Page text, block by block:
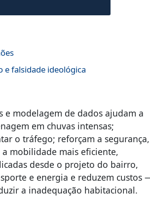
e falsidade ideológica
e modelagem de dados ajudam a
em chuvas intensas;
o tráfego; reforçam a segurança,
mobilidade mais eficiente,
desde o projeto do bairro,
e energia e reduzem custos
a inadequação habitacional.